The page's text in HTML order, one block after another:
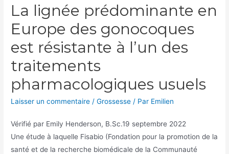
La lignée prédominante en
Europe des gonocoques
est résistante à l’un des
traitements
pharmacologiques usuels
Laisser un commentaire /Grossesse / Par Emilien
Vérifié par Emily Henderson, B.Sc.19 septembre 2022
Une étude à laquelle Fisabio (Fondation pour la promotion de la
santé et de la recherche biomédicale de la Communauté